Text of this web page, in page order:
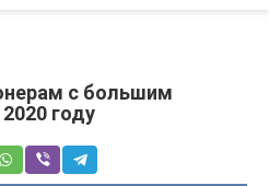
с большим
году